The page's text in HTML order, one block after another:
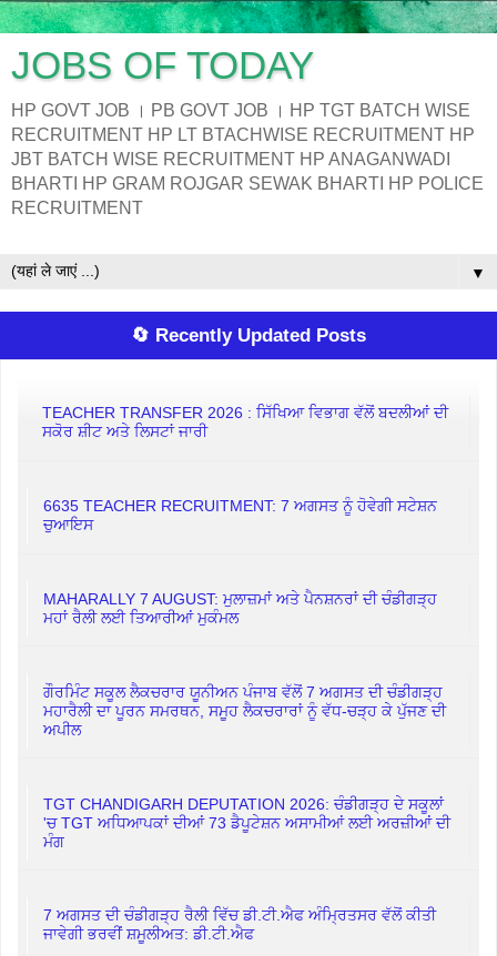
JOBS OF TODAY
HP GOVT JOB । PB GOVT JOB । HP TGT BATCH WISE
RECRUITMENT HP LT BTACHWISE RECRUITMENT HP
JBT BATCH WISE RECRUITMENT HP ANAGANWADI
BHARTI HP GRAM ROJGAR SEWAK BHARTI HP POLICE
RECRUITMENT
▼
🔄 Recently Updated Posts
TEACHER TRANSFER 2026 : ਸਿੱਖਿਆ ਵਿਭਾਗ ਵੱਲੋਂ ਬਦਲੀਆਂ ਦੀ
ਸਕੋਰ ਸ਼ੀਟ ਅਤੇ ਲਿਸਟਾਂ ਜਾਰੀ
6635 TEACHER RECRUITMENT: 7 ਅਗਸਤ ਨੂੰ ਹੋਵੇਗੀ ਸਟੇਸ਼ਨ
ਚੁਆਇਸ
MAHARALLY 7 AUGUST: ਮੁਲਾਜ਼ਮਾਂ ਅਤੇ ਪੈਨਸ਼ਨਰਾਂ ਦੀ ਚੰਡੀਗੜ੍ਹ
ਮਹਾਂ ਰੈਲੀ ਲਈ ਤਿਆਰੀਆਂ ਮੁਕੰਮਲ
ਗੌਰਮਿੰਟ ਸਕੂਲ ਲੈਕਚਰਾਰ ਯੂਨੀਅਨ ਪੰਜਾਬ ਵੱਲੋਂ 7 ਅਗਸਤ ਦੀ ਚੰਡੀਗੜ੍ਹ
ਮਹਾਰੈਲੀ ਦਾ ਪੂਰਨ ਸਮਰਥਨ, ਸਮੂਹ ਲੈਕਚਰਾਰਾਂ ਨੂੰ ਵੱਧ-ਚੜ੍ਹ ਕੇ ਪੁੱਜਣ ਦੀ
ਅਪੀਲ
TGT CHANDIGARH DEPUTATION 2026: ਚੰਡੀਗੜ੍ਹ ਦੇ ਸਕੂਲਾਂ
'ਚ TGT ਅਧਿਆਪਕਾਂ ਦੀਆਂ 73 ਡੈਪੂਟੇਸ਼ਨ ਅਸਾਮੀਆਂ ਲਈ ਅਰਜ਼ੀਆਂ ਦੀ
ਮੰਗ
7 ਅਗਸਤ ਦੀ ਚੰਡੀਗੜ੍ਹ ਰੈਲੀ ਵਿੱਚ ਡੀ.ਟੀ.ਐਫ ਅੰਮ੍ਰਿਤਸਰ ਵੱਲੋਂ ਕੀਤੀ
ਜਾਵੇਗੀ ਭਰਵੀਂ ਸ਼ਮੂਲੀਅਤ: ਡੀ.ਟੀ.ਐਫ